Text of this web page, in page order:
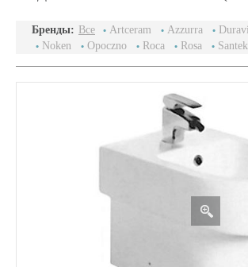
Бренды: Все Artceram Azzurra
Noken
Opoczno Roca Rosa Santek